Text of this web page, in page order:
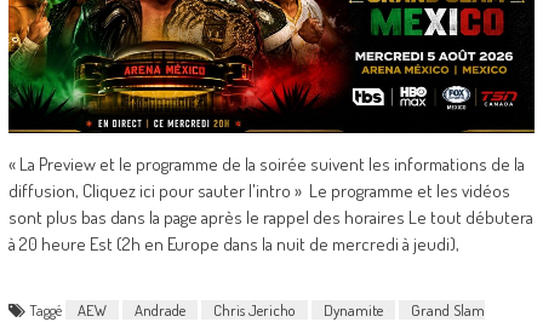
« La Preview et le programme de la soirée suivent les informations de la
diffusion, Cliquez ici pour sauter l'intro » Le programme et les vidéos
sont plus bas dans la page après le rappel des horaires Le tout débutera
à 20 heure Est (2h en Europe dans la nuit de mercredi à jeudi),
Taggé AEW Andrade Chris Jericho Dynamite
Grand Slam